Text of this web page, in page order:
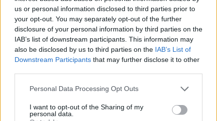
us or personal information disclosed to third parties prior to
your opt-out. You may separately opt-out of the further
disclosure of your personal information by third parties on the
IAB’s list of downstream participants. This information may
also be disclosed by us to third parties on the IAB’s List of
Downstream Participants that may further disclose it to other
Please note that this website/app uses one or more Google
not limited to your visit or usage behaviour. You may click to
grant or deny consent to Google and its third-party tags to
Personal Data Processing Opt Outs
I want to opt-out of the Sharing of my
personal data.
Ποντιακό Σύλλογο Αμπελοκήπων-Μενεμένης «Το
Καΐστρι»
18/07/2026 - 11:51πμ